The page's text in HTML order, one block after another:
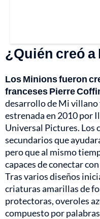
¿Quién creó
Los Minions fueron
francesesPierre
desarrollo de Mi
estrenada en 2010 por
Universal Pictures. Los
secundarios que
pero que al mismo
capaces de conectar
Tras varios diseños
criaturas amarillas de
protectoras, overoles
compuesto por